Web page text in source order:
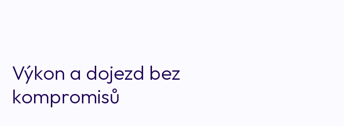
Výkon a dojezd bez
kompromisů